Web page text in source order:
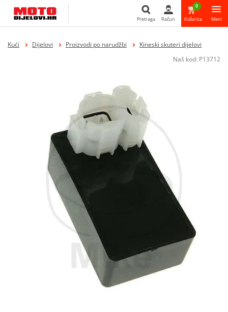
Pretraga
Pretraga Račun
0
Košarica Meni
Kući Dijelovi Proizvodi po narudžbi
Kineski skuteri dijelovi
Naš kod: P13712